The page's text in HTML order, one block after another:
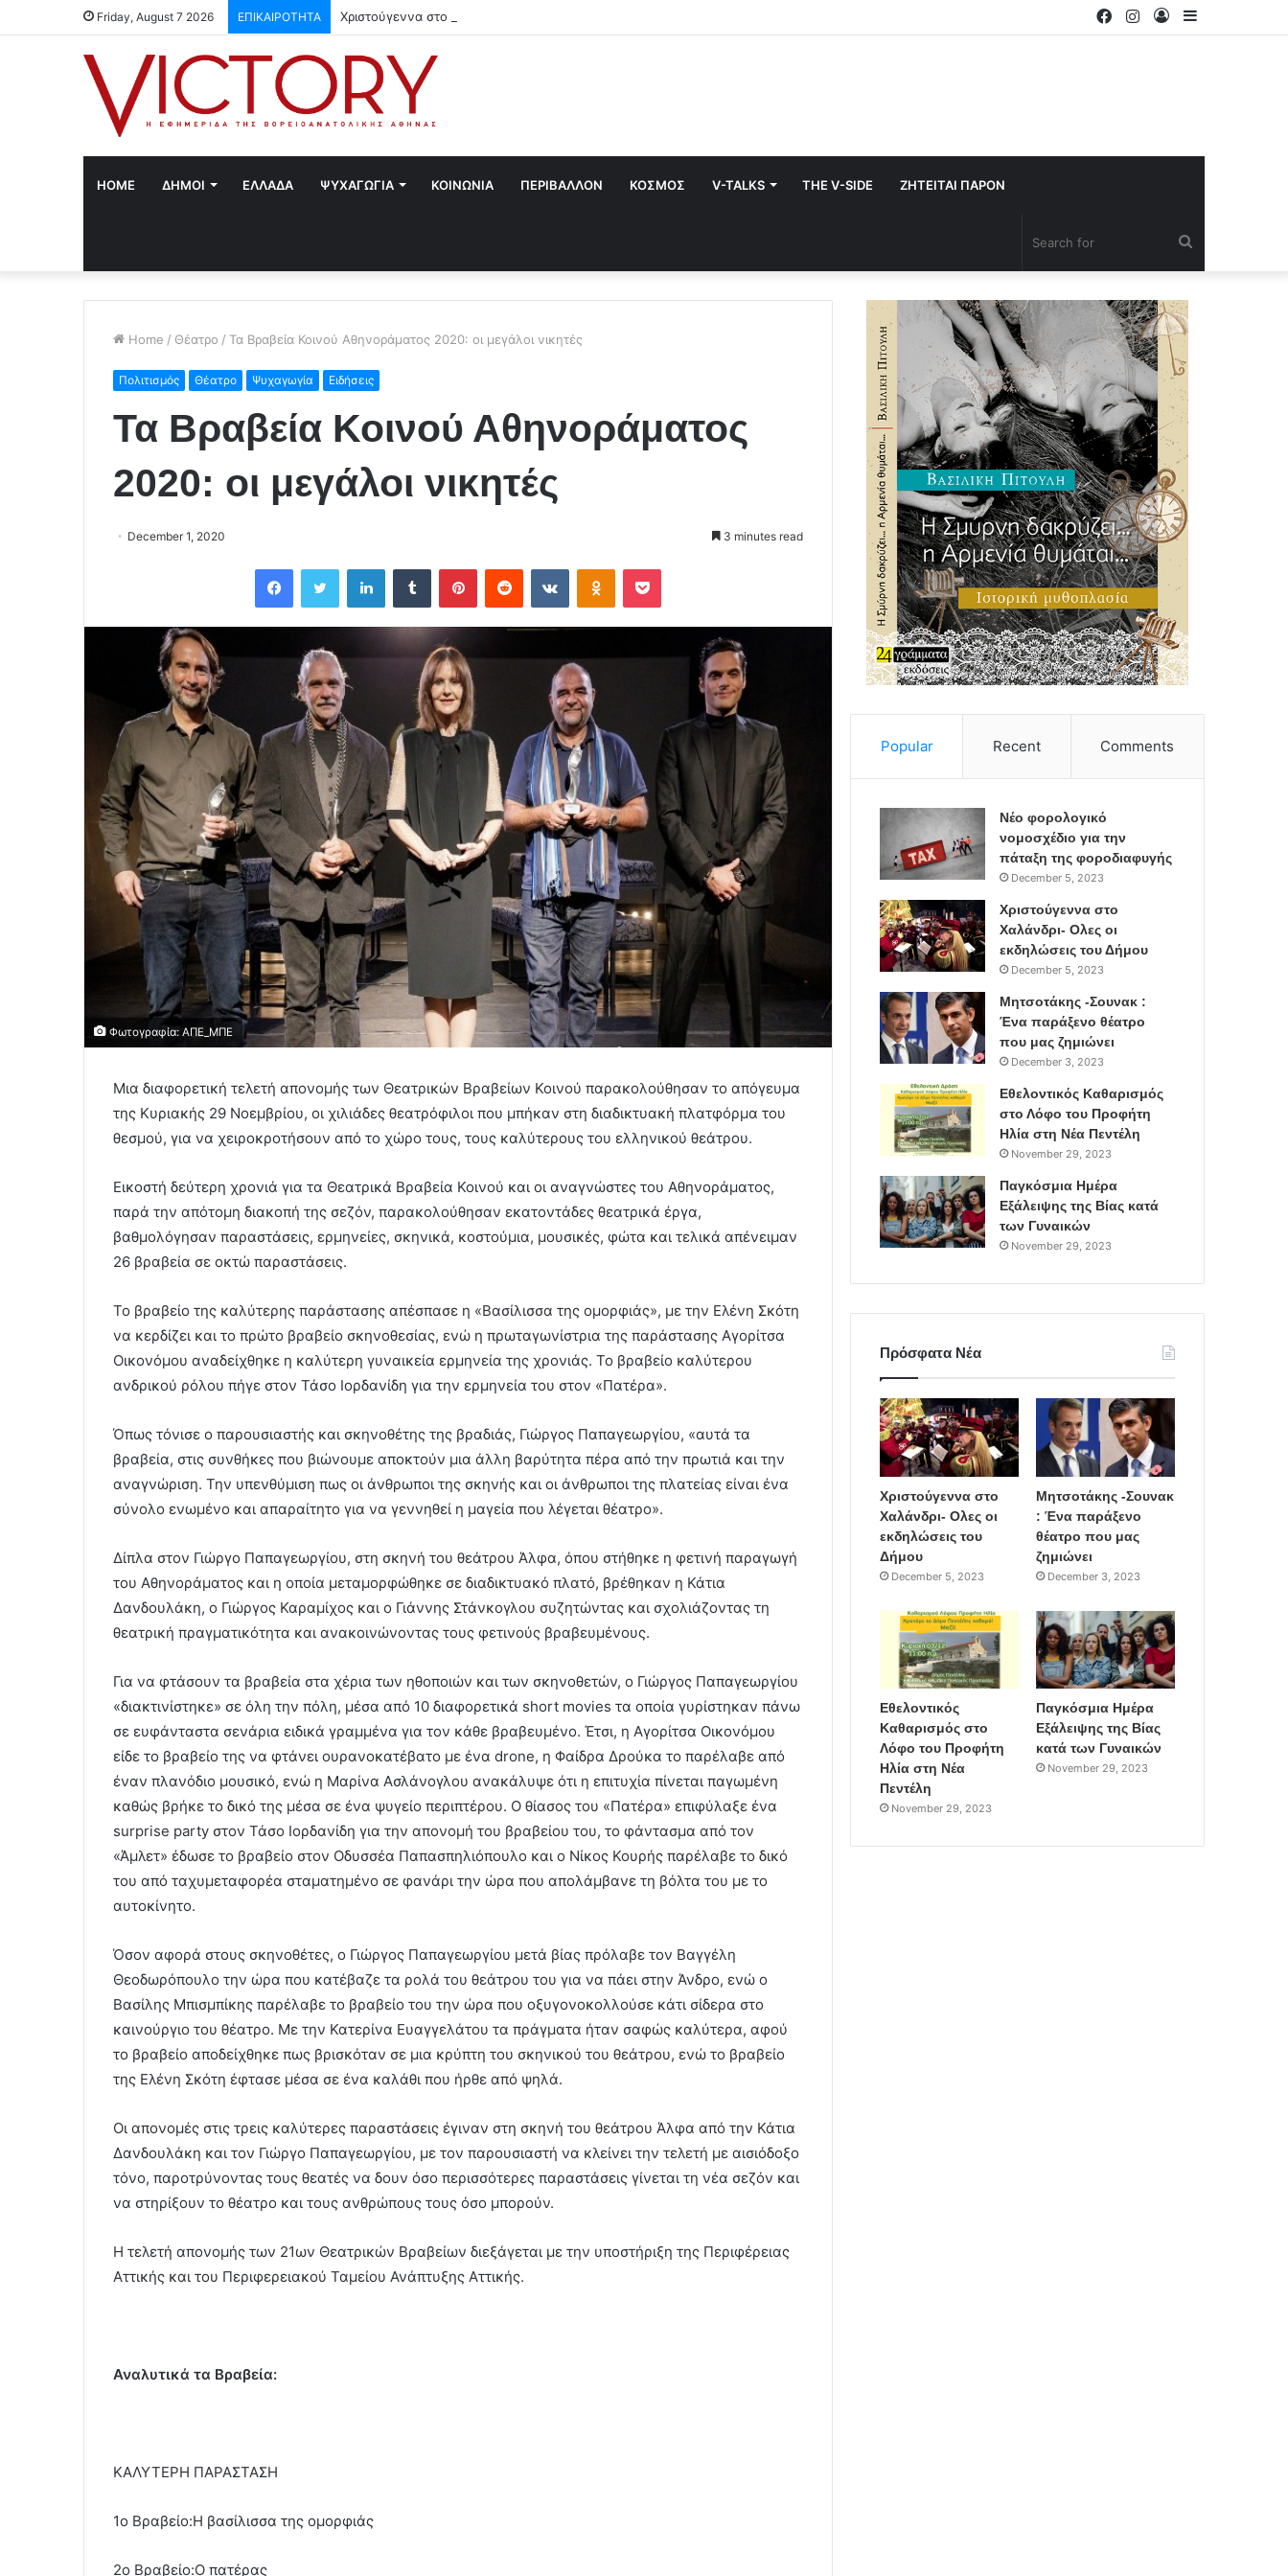
Friday, August 7 2026 ΕΠΙΚΑΙΡΟΤΗΤΑ Χριστούγεννα στο Χαλάνδρι- Ολες οι εκδηλώσεις του Δήμου
Log
Instagram
Facebook
HOME ΔΗΜΟΙ ΕΛΛΑΔΑ ΨΥΧΑΓΩΓΙΑ ΚΟΙΝΩΝΙΑ ΠΕΡΙΒΑΛΛΟΝ ΚΟΣΜΟΣ V-TALKS THE V-SIDE ΖΗΤΕΙΤΑΙ ΠΑΡΟΝ
Home / Θέατρο / Τα Βραβεία Κοινού Αθηνοράματος 2020: οι μεγάλοι νικητές
Πολιτισμός Θέατρο Ψυχαγωγία Ειδήσεις
Τα Βραβεία Κοινού Αθηνοράματος
2020: οι μεγάλοι νικητές
December 1, 2020 3 minutes read
Φωτογραφία: ΑΠΕ_ΜΠΕ
Μια διαφορετική τελετή απονομής των Θεατρικών Βραβείων Κοινού παρακολούθησαν το απόγευμα
της Κυριακής 29 Νοεμβρίου, οι χιλιάδες θεατρόφιλοι που μπήκαν στη διαδικτυακή πλατφόρμα του
θεσμού, για να χειροκροτήσουν από το χώρο τους, τους καλύτερους του ελληνικού θεάτρου.
Εικοστή δεύτερη χρονιά για τα Θεατρικά Βραβεία Κοινού και οι αναγνώστες του Αθηνοράματος,
παρά την απότομη διακοπή της σεζόν, παρακολούθησαν εκατοντάδες θεατρικά έργα,
βαθμολόγησαν παραστάσεις, ερμηνείες, σκηνικά, κοστούμια, μουσικές, φώτα και τελικά απένειμαν
26 βραβεία σε οκτώ παραστάσεις.
Το βραβείο της καλύτερης παράστασης απέσπασε η «Βασίλισσα της ομορφιάς», με την Ελένη Σκότη
να κερδίζει και το πρώτο βραβείο σκηνοθεσίας, ενώ η πρωταγωνίστρια της παράστασης Αγορίτσα
Οικονόμου αναδείχθηκε η καλύτερη γυναικεία ερμηνεία της χρονιάς. Το βραβείο καλύτερου
ανδρικού ρόλου πήγε στον Τάσο Ιορδανίδη για την ερμηνεία του στον «Πατέρα».
Όπως τόνισε ο παρουσιαστής και σκηνοθέτης της βραδιάς, Γιώργος Παπαγεωργίου, «αυτά τα
βραβεία, στις συνθήκες που βιώνουμε αποκτούν μια άλλη βαρύτητα πέρα από την πρωτιά και την
αναγνώριση. Την υπενθύμιση πως οι άνθρωποι της σκηνής και οι άνθρωποι της πλατείας είναι ένα
σύνολο ενωμένο και απαραίτητο για να γεννηθεί η μαγεία που λέγεται θέατρο».
Δίπλα στον Γιώργο Παπαγεωργίου, στη σκηνή του θεάτρου Άλφα, όπου στήθηκε η φετινή παραγωγή
του Αθηνοράματος και η οποία μεταμορφώθηκε σε διαδικτυακό πλατό, βρέθηκαν η Κάτια
Δανδουλάκη, ο Γιώργος Καραμίχος και ο Γιάννης Στάνκογλου συζητώντας και σχολιάζοντας τη
θεατρική πραγματικότητα και ανακοινώνοντας τους φετινούς βραβευμένους.
Για να φτάσουν τα βραβεία στα χέρια των ηθοποιών και των σκηνοθετών, ο Γιώργος Παπαγεωργίου
«διακτινίστηκε» σε όλη την πόλη, μέσα από 10 διαφορετικά short movies τα οποία γυρίστηκαν πάνω
σε ευφάνταστα σενάρια ειδικά γραμμένα για τον κάθε βραβευμένο. Έτσι, η Αγορίτσα Οικονόμου
είδε το βραβείο της να φτάνει ουρανοκατέβατο με ένα drone, η Φαίδρα Δρούκα το παρέλαβε από
έναν πλανόδιο μουσικό, ενώ η Μαρίνα Ασλάνογλου ανακάλυψε ότι η επιτυχία πίνεται παγωμένη
καθώς βρήκε το δικό της μέσα σε ένα ψυγείο περιπτέρου. Ο θίασος του «Πατέρα» επιφύλαξε ένα
surprise party στον Τάσο Ιορδανίδη για την απονομή του βραβείου του, το φάντασμα από τον
«Άμλετ» έδωσε το βραβείο στον Οδυσσέα Παπασπηλιόπουλο και ο Νίκος Κουρής παρέλαβε το δικό
του από ταχυμεταφορέα σταματημένο σε φανάρι την ώρα που απολάμβανε τη βόλτα του με το
αυτοκίνητο.
Όσον αφορά στους σκηνοθέτες, ο Γιώργος Παπαγεωργίου μετά βίας πρόλαβε τον Βαγγέλη
Θεοδωρόπουλο την ώρα που κατέβαζε τα ρολά του θεάτρου του για να πάει στην Άνδρο, ενώ ο
Βασίλης Μπισμπίκης παρέλαβε το βραβείο του την ώρα που οξυγονοκολλούσε κάτι σίδερα στο
καινούργιο του θέατρο. Με την Κατερίνα Ευαγγελάτου τα πράγματα ήταν σαφώς καλύτερα, αφού
το βραβείο αποδείχθηκε πως βρισκόταν σε μια κρύπτη του σκηνικού του θεάτρου, ενώ το βραβείο
της Ελένη Σκότη έφτασε μέσα σε ένα καλάθι που ήρθε από ψηλά.
Οι απονομές στις τρεις καλύτερες παραστάσεις έγιναν στη σκηνή του θεάτρου Άλφα από την Κάτια
Δανδουλάκη και τον Γιώργο Παπαγεωργίου, με τον παρουσιαστή να κλείνει την τελετή με αισιόδοξο
τόνο, παροτρύνοντας τους θεατές να δουν όσο περισσότερες παραστάσεις γίνεται τη νέα σεζόν και
να στηρίξουν το θέατρο και τους ανθρώπους τους όσο μπορούν.
Η τελετή απονομής των 21ων Θεατρικών Βραβείων διεξάγεται με την υποστήριξη της Περιφέρειας
Αττικής και του Περιφερειακού Ταμείου Ανάπτυξης Αττικής.
Αναλυτικά τα Βραβεία:
ΚΑΛΥΤΕΡΗ ΠΑΡΑΣΤΑΣΗ
1ο Βραβείο:Η βασίλισσα της ομορφιάς
2ο Βραβείο:Ο πατέρας
Popular Recent Comments
Νέο φορολογικό
νομοσχέδιο για την
πάταξη της φοροδιαφυγής
December 5, 2023
Χριστούγεννα στο
Χαλάνδρι- Ολες οι
εκδηλώσεις του Δήμου
December 5, 2023
Μητσοτάκης -Σουνακ :
Ένα παράξενο θέατρο
που μας ζημιώνει
December 3, 2023
Εθελοντικός Καθαρισμός
στο Λόφο του Προφήτη
Ηλία στη Νέα Πεντέλη
November 29, 2023
Παγκόσμια Ημέρα
Εξάλειψης της Βίας κατά
των Γυναικών
November 29, 2023
Πρόσφατα Νέα
Χριστούγεννα στο
Χαλάνδρι- Ολες οι
εκδηλώσεις του
Δήμου
December 5, 2023
Μητσοτάκης -Σουνακ
: Ένα παράξενο
θέατρο που μας
ζημιώνει
December 3, 2023
Εθελοντικός
Καθαρισμός στο
Λόφο του Προφήτη
Ηλία στη Νέα
Πεντέλη
November 29, 2023
Παγκόσμια Ημέρα
Εξάλειψης της Βίας
κατά των Γυναικών
November 29, 2023